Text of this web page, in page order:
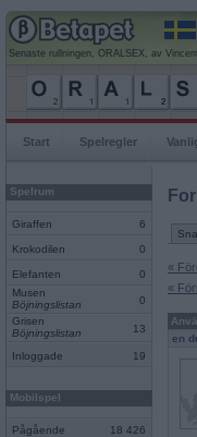
Senaste rullningen, ORALSEX, av
Start Spelregler
Spelrum
Giraffen 6
Krokodilen 0
Elefanten
0
Musen
Böjningslistan
0
Grisen
Böjningslistan
13
Inloggade 19
Mobilspel
Pågående 18 426
«
«
en